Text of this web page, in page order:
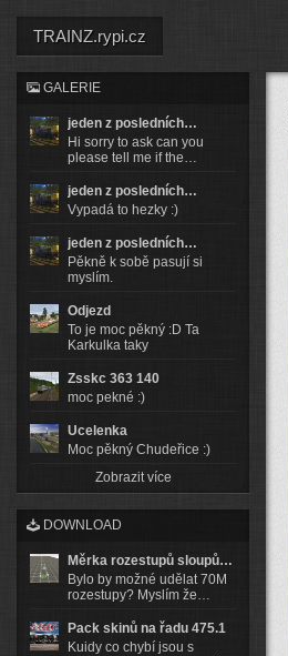
TRAINZ.rypi.cz
GALERIE
jeden z posledních…
Hi sorry to ask can you
please tell me if the…
jeden z posledních…
Vypadá to hezky :)
jeden z posledních…
Pěkně k sobě pasují si
myslím.
Odjezd
To je moc pěkný :D Ta
Karkulka taky
Zsskc 363 140
moc pekné :)
Ucelenka
Moc pěkný Chudeřice :)
Zobrazit více
DOWNLOAD
Měrka rozestupů sloupů…
Bylo by možné udělat 70M
rozestupy? Myslím že…
Pack skinů na řadu 475.1
Kuidy co chybí jsou s